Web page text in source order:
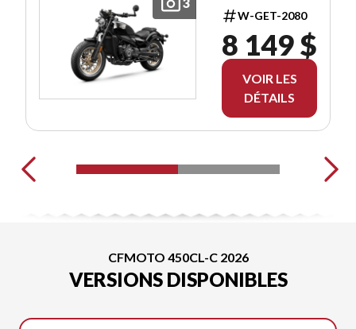
3
W-GET-2080
8 149 $
VOIR LES
DÉTAILS
CFMOTO 450CL-C 2026
VERSIONS DISPONIBLES